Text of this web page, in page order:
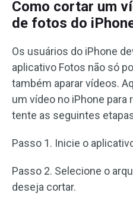
Como cortar um
de fotos do
Os usuários do iPhone
aplicativo Fotos não só
também aparar vídeos.
um vídeo no iPhone
tente as seguintes
Passo 1. Inicie o
Passo 2. Selecione o
deseja cortar.